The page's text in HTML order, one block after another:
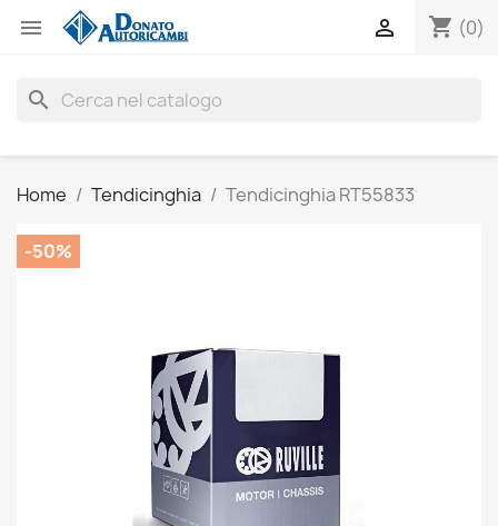
 shopping_cart (0)

search
Home Tendicinghia Tendicinghia RT55833
-50%